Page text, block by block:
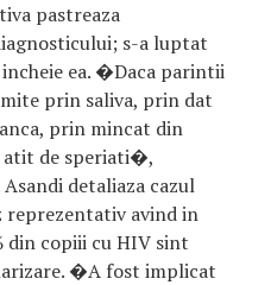
pastreaza
s-a luptat
ea. �Daca parintii
prin saliva, prin dat
prin mincat din
atit de speriati�,
detaliaza cazul
reprezentativ avind in
din copiii cu HIV sint
�A fost implicat